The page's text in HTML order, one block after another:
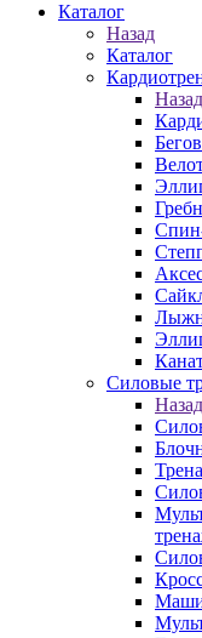
Каталог
Назад
Каталог
Назад
Силовые
Назад